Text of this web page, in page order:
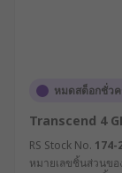
หมดสต็อกชั่วค
Transcend 4
RS Stock No. 174-
หมายเลขชิ้นส่วนขอ